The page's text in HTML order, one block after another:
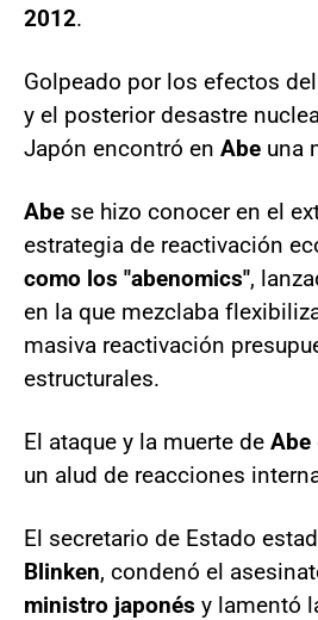
2012.
Golpeado por los efectos
y el posterior desastre
Japón encontró en Abe una
Abe se hizo conocer en el
estrategia de reactivación
como los "abenomics",
en la que mezclaba
masiva reactivación
estructurales.
El ataque y la muerte de Abe
un alud de reacciones
El secretario de Estado
Blinken, condenó el
ministro japonés y lamentó